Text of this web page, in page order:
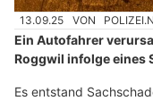
13.09.25 VON
Ein Autofahrer
Roggwil infolge eines
Es entstand